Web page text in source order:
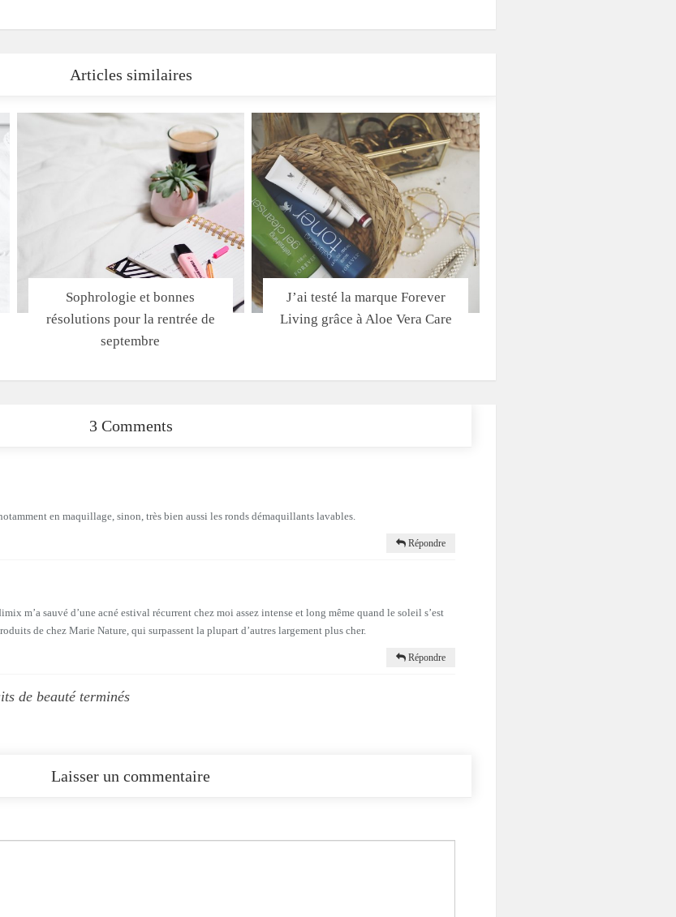
Articles similaires
Sophrologie et bonnes
résolutions pour la rentrée de
septembre
J’ai testé la marque Forever
Living grâce à Aloe Vera Care
3 Comments
en maquillage, sinon, très bien aussi les ronds démaquillants lavables.
Répondre
m’a sauvé d’une acné estival récurrent chez moi assez intense et long même quand le soleil s’est
de chez Marie Nature, qui surpassent la plupart d’autres largement plus cher.
Répondre
de beauté terminés
Laisser un commentaire